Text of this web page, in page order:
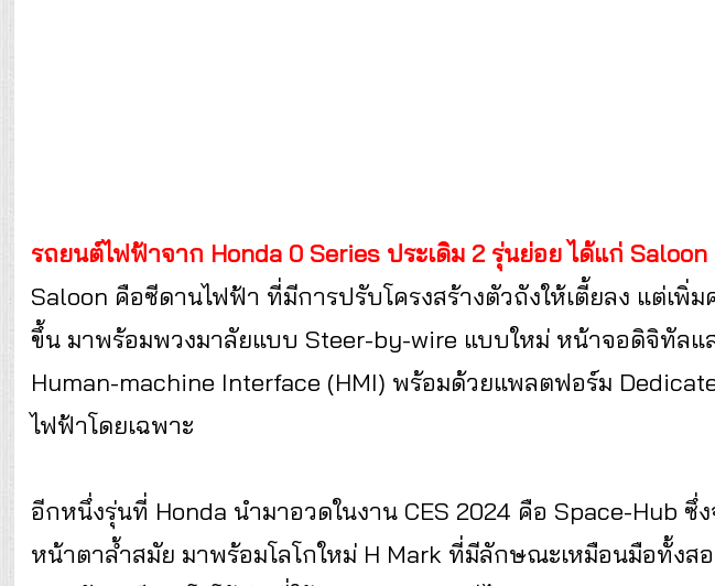
รถยนต์ไฟฟ้าจาก Honda 0 Series ประเดิม 2 รุ่นย่อย ได้แก่
Saloon คือซีดานไฟฟ้า ที่มีการปรับโครงสร้างตัวถังให้เตี้ยลง แต่เพิ่
ขึ้น มาพร้อมพวงมาลัยแบบ Steer-by-wire แบบใหม่ หน้าจอดิจิทัลแ
Human-machine Interface (HMI) พร้อมด้วยแพลตฟอร์ม
ไฟฟ้าโดยเฉพาะ
อีกหนึ่งรุ่นที่ Honda นำมาอวดในงาน CES 2024 คือ Space-Hub ซึ่
หน้าตาล้ำสมัย มาพร้อมโลโกใหม่ H Mark ที่มีลักษณะเหมือนมือทั้งส